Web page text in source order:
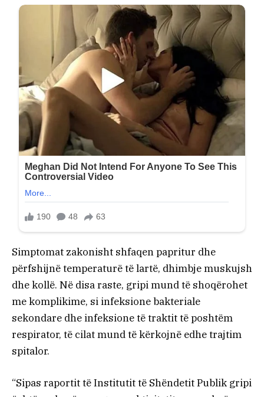
Simptomat zakonisht shfaqen papritur dhe
përfshijnë temperaturë të lartë, dhimbje muskujsh
dhe kollë. Në disa raste, gripi mund të shoqërohet
me komplikime, si infeksione bakteriale
sekondare dhe infeksione të traktit të poshtëm
respirator, të cilat mund të kërkojnë edhe trajtim
spitalor.
“Sipas raportit të Institutit të Shëndetit Publik gripi